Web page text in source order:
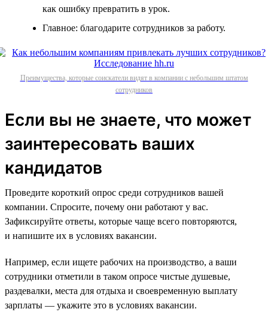
как ошибку превратить в урок.
Главное: благодарите сотрудников за работу.
Преимущества, которые соискатели видят в компании с небольшим штатом
сотрудников
Если вы не знаете, что может
заинтересовать ваших
кандидатов
Проведите короткий опрос среди сотрудников вашей
компании. Спросите, почему они работают у вас.
Зафиксируйте ответы, которые чаще всего повторяются,
и напишите их в условиях вакансии.
Например, если ищете рабочих на производство, а ваши
сотрудники отметили в таком опросе чистые душевые,
раздевалки, места для отдыха и своевременную выплату
зарплаты — укажите это в условиях вакансии.